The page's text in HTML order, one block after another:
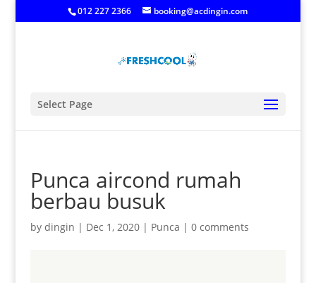
012 227 2366 booking@acdingin.com
Select Page
Punca aircond rumah
berbau busuk
by dingin | Dec 1, 2020| Punca | 0 comments